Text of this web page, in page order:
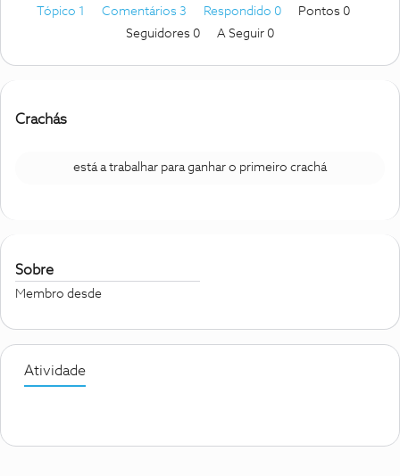
Tópico 1 Comentários 3 Respondido 0
Pontos 0
Seguidores 0 A Seguir 0
Crachás
está a trabalhar para ganhar o primeiro crachá
Sobre
Membro desde
Atividade